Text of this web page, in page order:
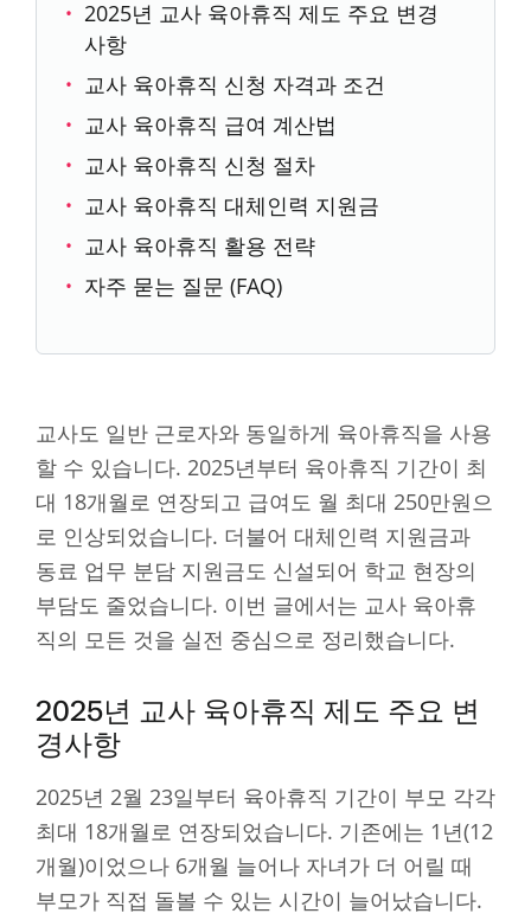
2025년 교사 육아휴직 제도 주요 변경
사항
교사 육아휴직 신청 자격과 조건
교사 육아휴직 급여 계산법
교사 육아휴직 신청 절차
교사 육아휴직 대체인력 지원금
교사 육아휴직 활용 전략
자주 묻는 질문 (FAQ)
교사도 일반 근로자와 동일하게 육아휴직을 사용
할 수 있습니다. 2025년부터 육아휴직 기간이 최
대 18개월로 연장되고 급여도 월 최대 250만원으
로 인상되었습니다. 더불어 대체인력 지원금과
동료 업무 분담 지원금도 신설되어 학교 현장의
부담도 줄었습니다. 이번 글에서는 교사 육아휴
직의 모든 것을 실전 중심으로 정리했습니다.
2025년 교사 육아휴직 제도 주요 변
경사항
2025년 2월 23일부터 육아휴직 기간이 부모 각각
최대 18개월로 연장되었습니다. 기존에는 1년(12
개월)이었으나 6개월 늘어나 자녀가 더 어릴 때
부모가 직접 돌볼 수 있는 시간이 늘어났습니다.